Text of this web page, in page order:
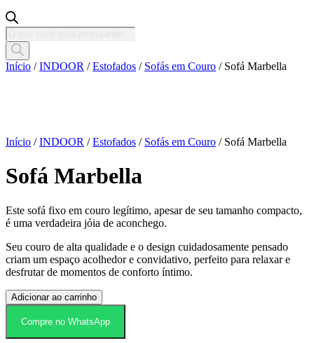
Pesquisar
produtos
Início /INDOOR /Estofados / Sofás em Couro / Sofá Marbella
Início /INDOOR /Estofados / Sofás em Couro / Sofá Marbella
Sofá Marbella
Este sofá fixo em couro legítimo, apesar de seu tamanho compacto,
é uma verdadeira jóia de aconchego.
Seu couro de alta qualidade e o design cuidadosamente pensado
criam um espaço acolhedor e convidativo, perfeito para relaxar e
desfrutar de momentos de conforto íntimo.
Sofá
Marbella
quantidade
Adicionar ao carrinho
Compre no WhatsApp